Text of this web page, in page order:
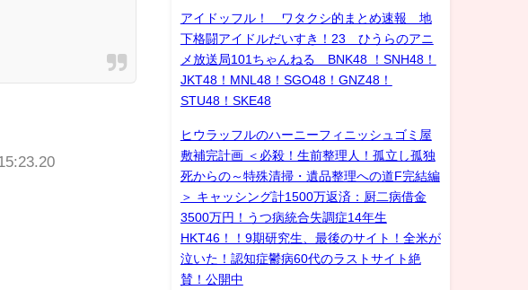
アイドッフル！ ワタクシ的まとめ速報 地
下格闘アイドルだいすき！23 ひうらのアニ
メ放送局101ちゃんねる BNK48 ！SNH48！
JKT48！MNL48！SGO48！GNZ48！
STU48！SKE48
ヒウラッフルのハーニーフィニッシュゴミ屋
敷補完計画 ＜必殺！生前整理人！孤立し孤独
死からの～特殊清掃・遺品整理への道F完結編
＞ キャッシング計1500万返済：厨二病借金
3500万円！うつ病統合失調症14年生
HKT46！！9期研究生、最後のサイト！全米が
泣いた！認知症鬱病60代のラストサイト絶
賛！公開中